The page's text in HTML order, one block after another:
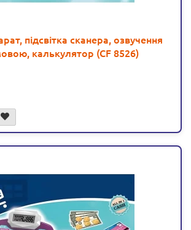
підсвітка сканера, озвучення
калькулятор (CF 8526)